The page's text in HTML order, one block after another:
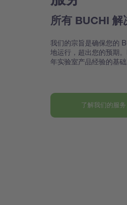
所有 BUCHI 解
我们的宗旨是确保您的
地运行，超出您的预期
年实验室产品经验的基
了解我们的服务